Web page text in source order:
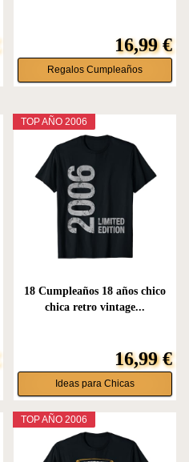
16,99 €
Regalos Cumpleaños
TOP AÑO 2006
18 Cumpleaños 18 años chico
chica retro vintage...
16,99 €
Ideas para Chicas
TOP AÑO 2006